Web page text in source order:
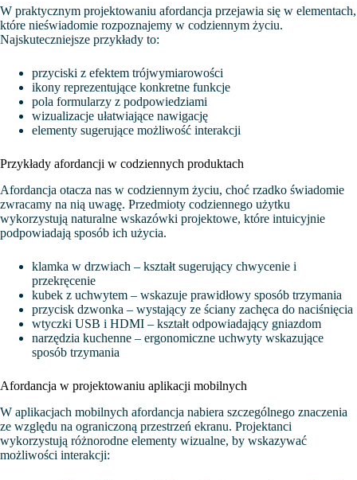
W praktycznym projektowaniu afordancja przejawia się w elementach,
które nieświadomie rozpoznajemy w codziennym życiu.
Najskuteczniejsze przykłady to:
przyciski z efektem trójwymiarowości
ikony reprezentujące konkretne funkcje
pola formularzy z podpowiedziami
wizualizacje ułatwiające nawigację
elementy sugerujące możliwość interakcji
Przykłady afordancji w codziennych produktach
Afordancja otacza nas w codziennym życiu, choć rzadko świadomie
zwracamy na nią uwagę. Przedmioty codziennego użytku
wykorzystują naturalne wskazówki projektowe, które intuicyjnie
podpowiadają sposób ich użycia.
klamka w drzwiach – kształt sugerujący chwycenie i
przekręcenie
kubek z uchwytem – wskazuje prawidłowy sposób trzymania
przycisk dzwonka – wystający ze ściany zachęca do naciśnięcia
wtyczki USB i HDMI – kształt odpowiadający gniazdom
narzędzia kuchenne – ergonomiczne uchwyty wskazujące
sposób trzymania
Afordancja w projektowaniu aplikacji mobilnych
W aplikacjach mobilnych afordancja nabiera szczególnego znaczenia
ze względu na ograniczoną przestrzeń ekranu. Projektanci
wykorzystują różnorodne elementy wizualne, by wskazywać
możliwości interakcji: